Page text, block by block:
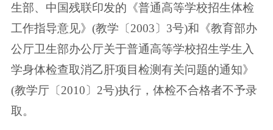
生部、中国残联印发的《普通高等学校招生体检
工作指导意见》(教学〔2003〕3号)和《教育部办
公厅卫生部办公厅关于普通高等学校招生学生入
学身体检查取消乙肝项目检测有关问题的通知》
(教学厅〔2010〕2号)执行，体检不合格者不予录
取。